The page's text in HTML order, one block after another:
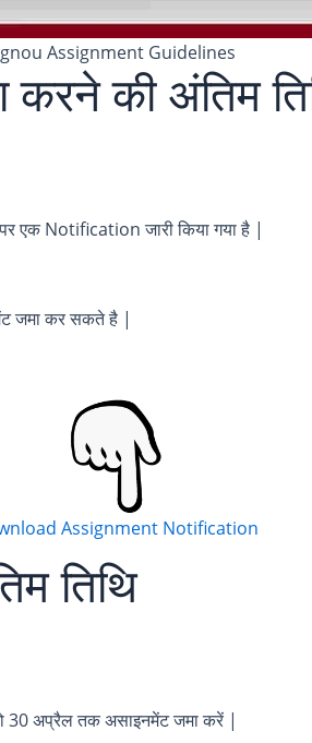
Assignment Guidelines
की अंतिम
एक Notification जारी किया गया है |
जमा कर सकते है |
Assignment Notification
तिथि
30 अप्रैल तक असाइनमेंट जमा करें |